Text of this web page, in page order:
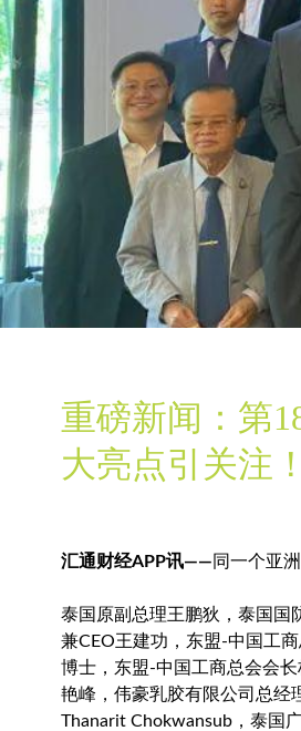
重磅新闻：第
大亮点引关注！
汇通财经APP讯—— 同一个亚
泰国原副总理王鹏狄，泰国国
兼CEO王建功，东盟-中国工
博士，东盟-中国工商总会会
艳峰，伟豪乳胶有限公司总经
Thanarit Chokwansub，泰国